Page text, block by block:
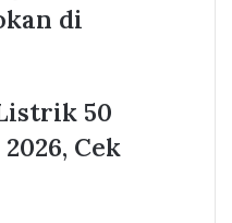
di
50
Cek